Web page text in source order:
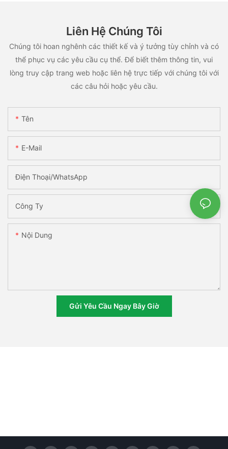
Liên Hệ Chúng Tôi
Chúng tôi hoan nghênh các thiết kế và ý tưởng tùy chỉnh và có
thể phục vụ các yêu cầu cụ thể. Để biết thêm thông tin, vui
lòng truy cập trang web hoặc liên hệ trực tiếp với chúng tôi với
các câu hỏi hoặc yêu cầu.
Tên
E-Mail
Điện Thoại/WhatsApp
Công Ty
Nội Dung
Gửi Yêu Cầu Ngay Bây Giờ